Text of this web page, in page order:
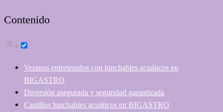
Contenido
Veranos entretenidos con hinchables acuáticos en
BIGASTRO
Diversión asegurada y seguridad garantizada
Castillos hinchables acuáticos en BIGASTRO